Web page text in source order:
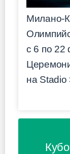
Милано-
с 6 по 22
на Stadio